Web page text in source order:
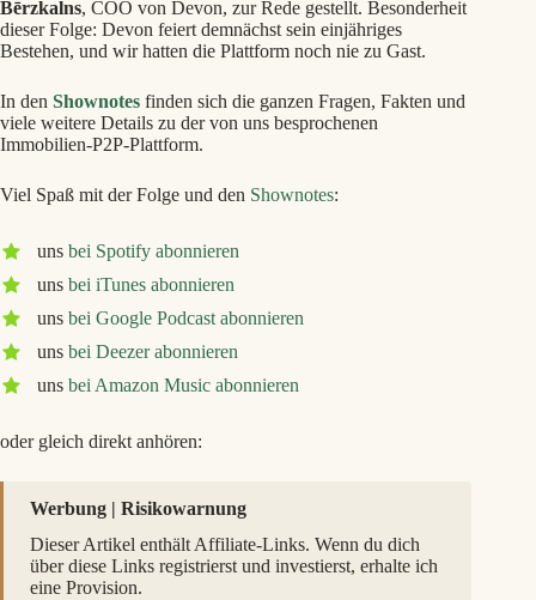
Bērzkalns, COO von Devon, zur Rede gestellt. Besonderheit
dieser Folge: Devon feiert demnächst sein einjähriges
Bestehen, und wir hatten die Plattform noch nie zu Gast.
In den Shownotes finden sich die ganzen Fragen, Fakten und
viele weitere Details zu der von uns besprochenen
Immobilien-P2P-Plattform.
Viel Spaß mit der Folge und den Shownotes:
uns bei Spotify abonnieren
uns bei iTunes abonnieren
uns bei Google Podcast abonnieren
uns bei Deezer abonnieren
uns bei Amazon Music abonnieren
oder gleich direkt anhören:
Werbung | Risikowarnung
Dieser Artikel enthält Affiliate-Links. Wenn du dich
über diese Links registrierst und investierst, erhalte ich
eine Provision.